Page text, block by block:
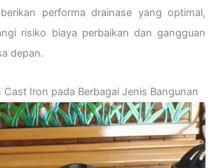
performa drainase yang optimal,
risiko biaya perbaikan dan gangguan
depan.
Cast Iron pada Berbagai Jenis Bangunan